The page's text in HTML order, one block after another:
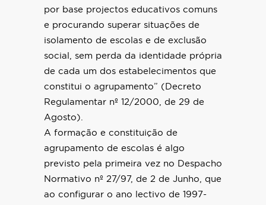
por base projectos educativos comuns
e procurando superar situações de
isolamento de escolas e de exclusão
social, sem perda da identidade própria
de cada um dos estabelecimentos que
constitui o agrupamento” (Decreto
Regulamentar nº 12/2000, de 29 de
Agosto).
A formação e constituição de
agrupamento de escolas é algo
previsto pela primeira vez no Despacho
Normativo nº 27/97, de 2 de Junho, que
ao configurar o ano lectivo de 1997-